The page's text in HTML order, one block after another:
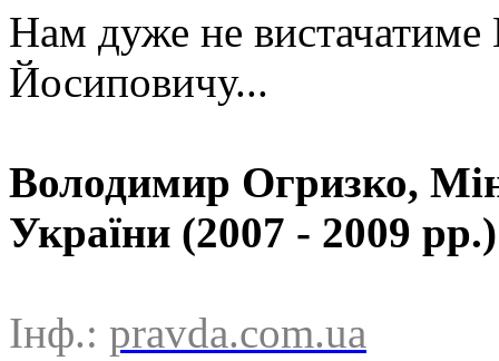
Нам дуже не
Йосиповичу...
Володимир Огризко,
України (2007 - 2009 рр.)
Інф.: pravda.com.ua